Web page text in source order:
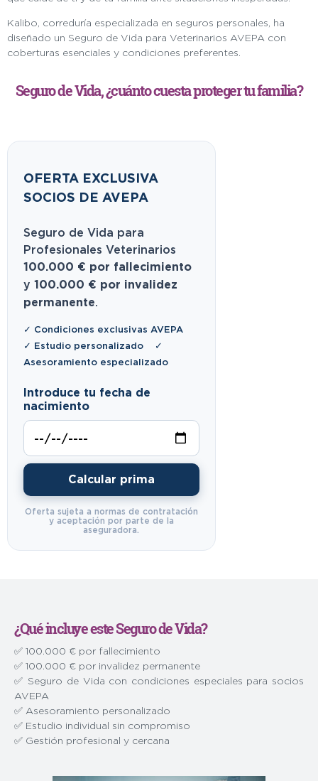
Kalibo, correduría especializada en seguros personales, ha
diseñado un Seguro de Vida para Veterinarios AVEPA con
coberturas esenciales y condiciones preferentes.
Seguro de Vida, ¿cuánto cuesta proteger tu familia?
OFERTA EXCLUSIVA
SOCIOS DE AVEPA
Seguro de Vida para
Profesionales Veterinarios
100.000 € por fallecimiento
y 100.000 € por invalidez
permanente.
✓ Condiciones exclusivas AVEPA
✓ Estudio personalizado ✓
Asesoramiento especializado
Introduce tu fecha de
nacimiento
Calcular prima
Oferta sujeta a normas de contratación
y aceptación por parte de la
aseguradora.
¿Qué incluye este Seguro de Vida?
✅ 100.000 € por fallecimiento
✅ 100.000 € por invalidez permanente
✅ Seguro de Vida con condiciones especiales para socios
AVEPA
✅ Asesoramiento personalizado
✅ Estudio individual sin compromiso
✅ Gestión profesional y cercana